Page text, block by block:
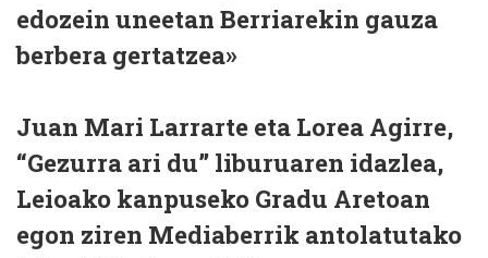
edozein uneetan Berriarekin gauza
berbera gertatzea»
Juan Mari Larrarte eta Lorea Agirre,
“Gezurra ari du” liburuaren idazlea,
Leioako kanpuseko Gradu Aretoan
egon ziren Mediaberrik antolatutako